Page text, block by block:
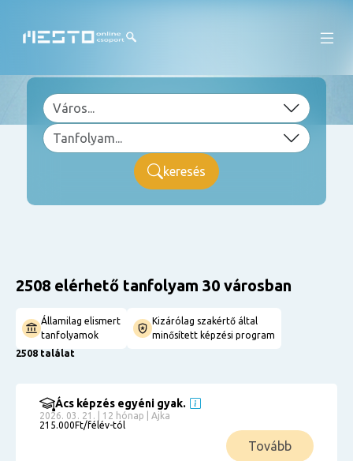
keresés
2508 elérhető tanfolyam 30 városban
Államilag elismert
tanfolyamok
Kizárólag szakértő által
minősített képzési program
2508 találat
Ács képzés egyéni gyak.
2026. 03. 21. | 12 hónap | Ajka
215.000Ft/félév-tól
Tovább